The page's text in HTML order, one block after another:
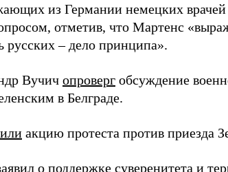
из Германии немецких
отметив, что Мартенс
русских – дело принципа».
Вучич опроверг обсуждение
в Белграде.
акцию протеста против приезда
о поддержке суверенитета и